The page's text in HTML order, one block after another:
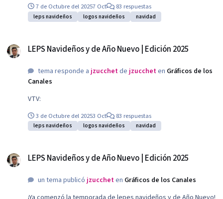
7 de Octubre del 20257 Oct 83 respuestas
leps navideños logos navideños navidad
LEPS Navideños y de Año Nuevo | Edición 2025
tema responde a jzucchetde jzuccheten Gráficos de los
Canales
VTV:
3 de Octubre del 20253 Oct 83 respuestas
leps navideños logos navideños navidad
LEPS Navideños y de Año Nuevo | Edición 2025
un tema publicójzuccheten Gráficos de los Canales